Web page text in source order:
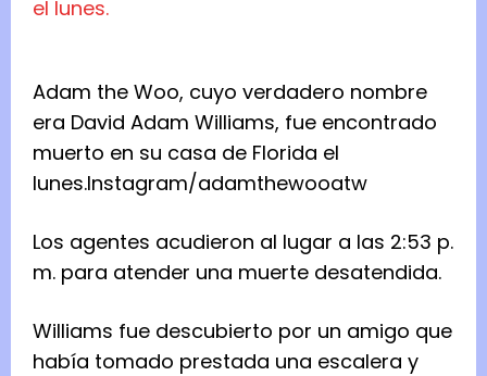
Adam the Woo, cuyo verdadero nombre
era David Adam Williams, fue encontrado
muerto en su casa de Florida el
lunes.Instagram/adamthewooatw
Los agentes acudieron al lugar a las 2:53 p.
m. para atender una muerte desatendida.
Williams fue descubierto por un amigo que
había tomado prestada una escalera y